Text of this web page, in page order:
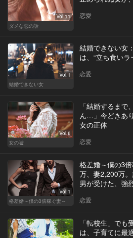
Vol.11
ダメな恋の話
恋愛
Vol.1
結婚できない女
結婚できない女
は、“立ち食い
恋愛
Vol.6
女の嘘
「結婚するま
ん…」今どきあ
女の正体
恋愛
Vol.1
格差婚～僕の3倍稼ぐ妻～
格差婚～僕の3
万、妻2,200万
男が受けた、強
恋愛
「転校生」で
は、子育てに最